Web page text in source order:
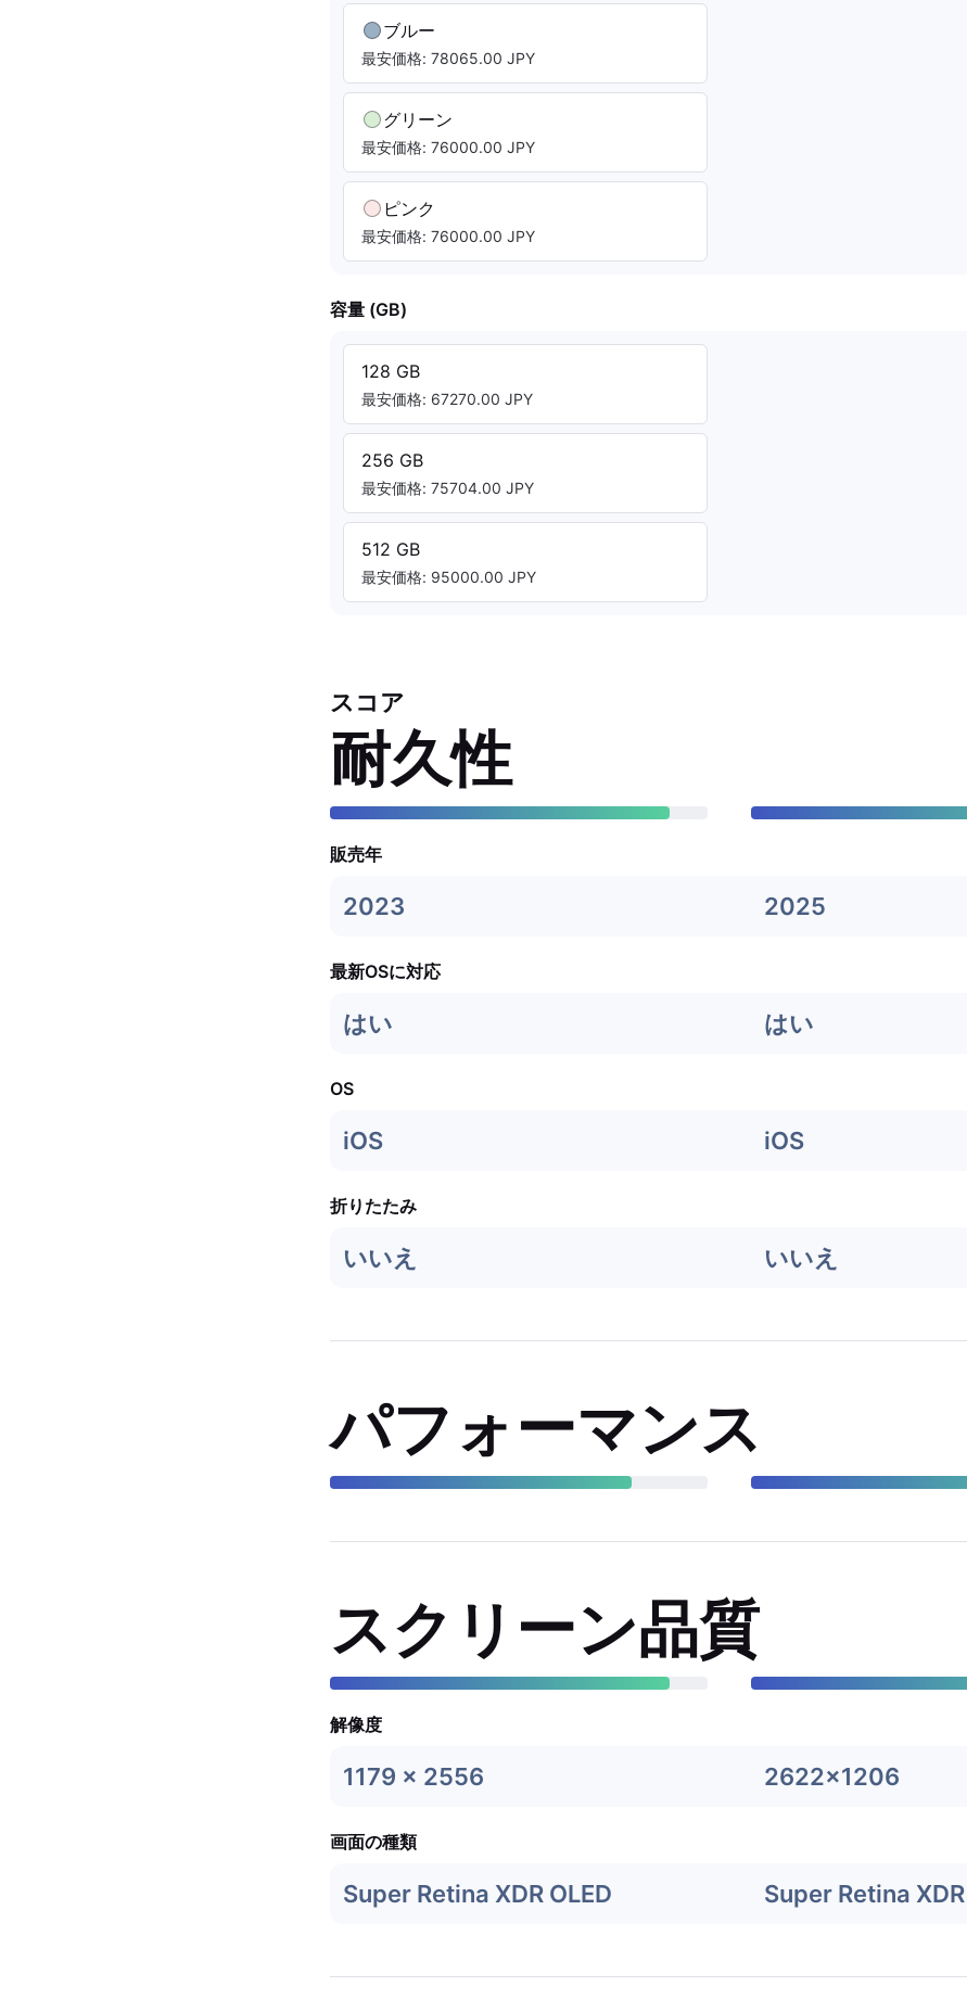
ブルー
最安価格: 78065.00 JPY
グリーン
最安価格: 76000.00 JPY
ピンク
最安価格: 76000.00 JPY
容量 (GB)
128 GB
最安価格: 67270.00 JPY
256 GB
最安価格: 75704.00 JPY
512 GB
最安価格: 95000.00 JPY
スコア
耐久性
販売年
2023 2025
最新OSに対応
はい はい
OS
iOS iOS
折りたたみ
いいえ いいえ
パフォーマンス
スクリーン品質
解像度
1179 x 2556 2622x1206
画面の種類
Super Retina XDR OLED Super Retina XDR